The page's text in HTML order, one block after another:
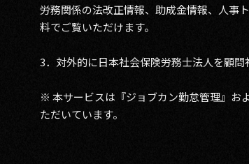
労務関係の法改正情報、助成金情報、人事
料でご覧いただけます。
3．対外的に日本社会保険労務士法人を顧問
※ 本サービスは『ジョブカン勤怠管理』お
ただいています。